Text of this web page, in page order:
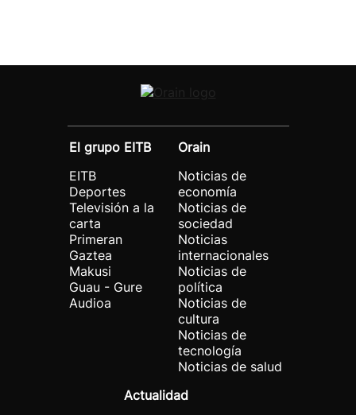
El grupo EITB
EITB
Deportes
Televisión a la
carta
Primeran
Gaztea
Makusi
Guau - Gure
Audioa
Orain
Noticias de
economía
Noticias de
sociedad
Noticias
internacionales
Noticias de
política
Noticias de
cultura
Noticias de
tecnología
Noticias de salud
Actualidad